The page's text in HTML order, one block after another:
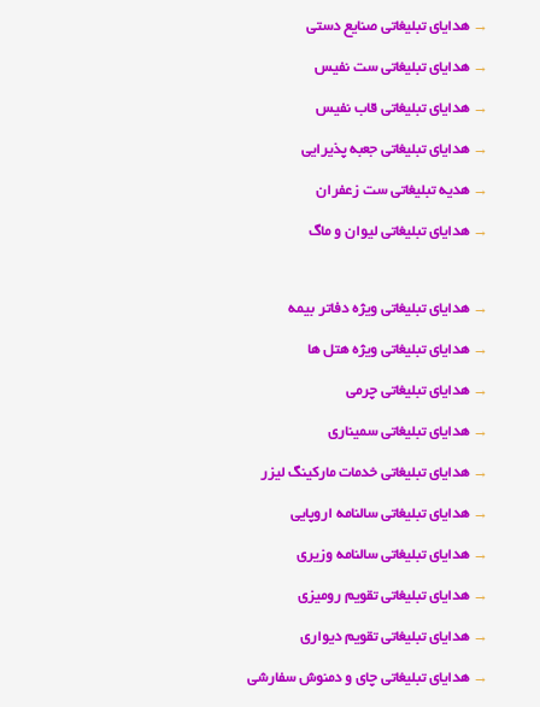
→ هدایای تبلیغاتی صنایع دستی
→ هدایای تبلیغاتی ست نفیس
→ هدایای تبلیغاتی قاب نفیس
→ هدایای تبلیغاتی جعبه پذیرایی
→ هدیه تبلیغاتی ست زعفران
→ هدایای تبلیغاتی لیوان و ماگ
→ هدایای تبلیغاتی ویژه دفاتر بیمه
→ هدایای تبلیغاتی ویژه هتل ها
→ هدایای تبلیغاتی چرمی
→ هدایای تبلیغاتی سمیناری
→ هدایای تبلیغاتی خدمات مارکینگ لیزر
→ هدایای تبلیغاتی سالنامه اروپایی
→ هدایای تبلیغاتی سالنامه وزیری
→ هدایای تبلیغاتی تقویم رومیزی
→ هدایای تبلیغاتی تقویم دیواری
→ هدایای تبلیغاتی چای و دمنوش سفارشی